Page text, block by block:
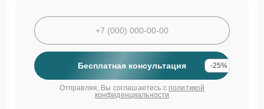
Бесплатная консультация -25%
Отправляя, Вы соглашаетесь с политикой
конфиденциальности